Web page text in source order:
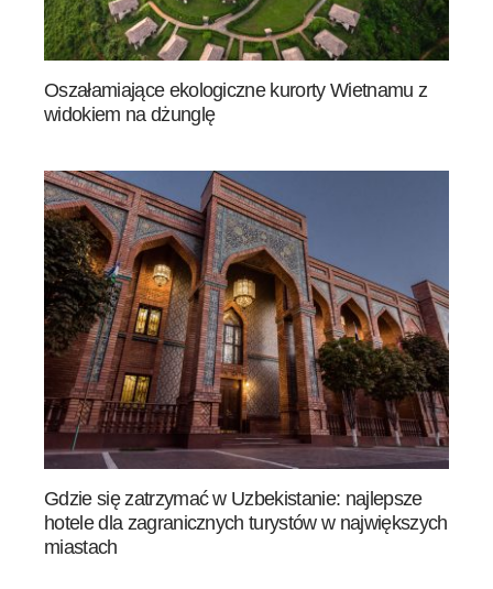
Oszałamiające ekologiczne kurorty Wietnamu z
widokiem na dżunglę
Gdzie się zatrzymać w Uzbekistanie: najlepsze
hotele dla zagranicznych turystów w największych
miastach